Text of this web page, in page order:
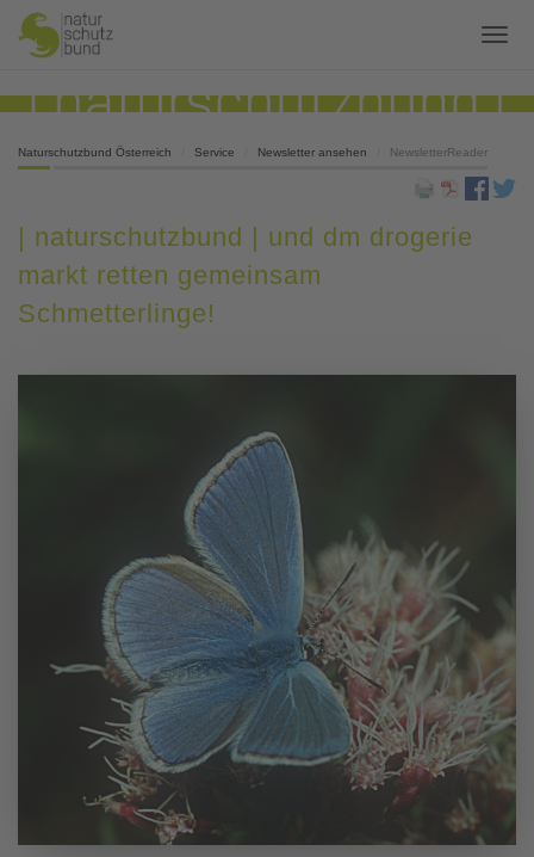
Naturschutzbund Österreich Service Newsletter ansehen NewsletterReader
| naturschutzbund | und dm drogerie
markt retten gemeinsam
Schmetterlinge!